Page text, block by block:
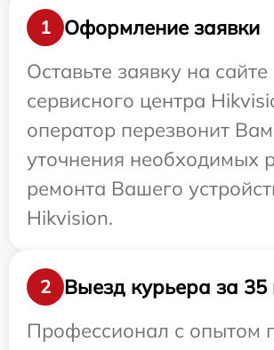
1
Оформление заявки
Оставьте заявку на сайте
сервисного центра
оператор перезвонит
уточнения необходимых
ремонта Вашего
Hikvision.
2
Выезд курьера за 35
Профессионал с опытом